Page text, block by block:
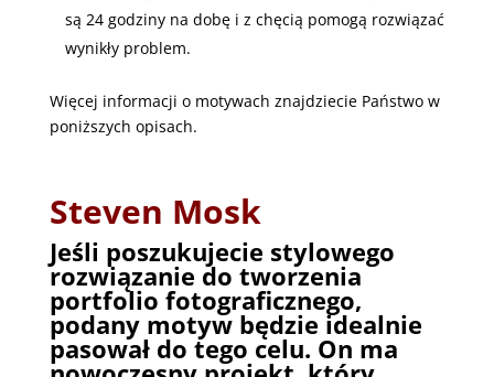
są 24 godziny na dobę i z chęcią pomogą rozwiązać
wynikły problem.
Więcej informacji o motywach znajdziecie Państwo w
poniższych opisach.
Steven Mosk
Jeśli poszukujecie stylowego
rozwiązanie do tworzenia
portfolio fotograficznego,
podany motyw będzie idealnie
pasował do tego celu. On ma